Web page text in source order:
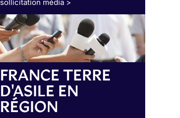
sollicitation média >
FRANCE TERRE
D'ASILE EN
RÉGION